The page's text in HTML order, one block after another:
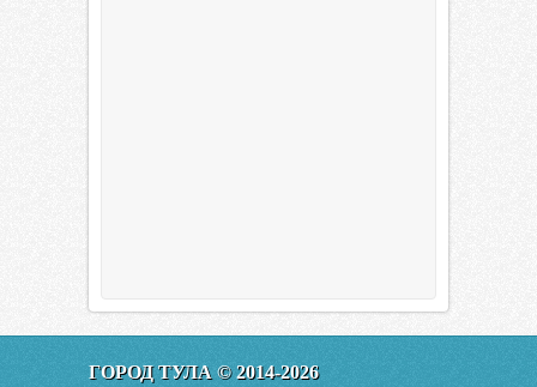
00:20:11
Эфир от 11.01.2016 (19.35) Тула
ГОРОД ТУЛА © 2014-2026